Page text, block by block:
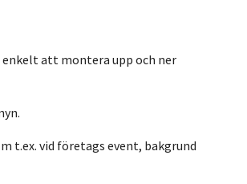
enkelt att montera upp och ner
t.ex. vid företags event, bakgrund